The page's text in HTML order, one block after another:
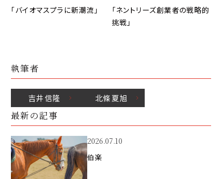
「バイオマスプラに新潮流」
「ネントリーズ創業者の戦略的
挑戦」
執筆者
吉井信隆 北條夏旭
最新の記事
2026.07.10
伯楽